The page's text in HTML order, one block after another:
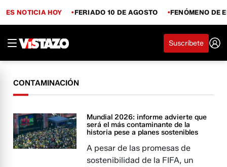
ES NOTICIA HOY FERIADO 10 DE AGOSTO FENÓMENO DE
Suscríbete
CONTAMINACIÓN
Mundial 2026: informe advierte que
será el más contaminante de la
historia pese a planes sostenibles
A pesar de las promesas de
sostenibilidad de la FIFA, un